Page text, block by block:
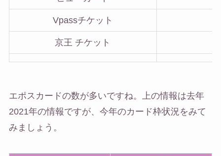
Vpassチケット
京王 チケット
エポスカードの数が多いですね。上の情報は去年
2021年の情報ですが、今年のカード枠状況をみて
みましょう。